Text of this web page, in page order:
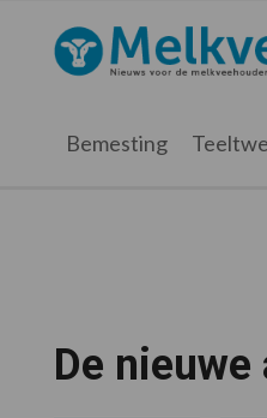
hoofdnavigatie
hoofd
eerste
voettekst
Melkveebedrijf.nl
Bemesting
De